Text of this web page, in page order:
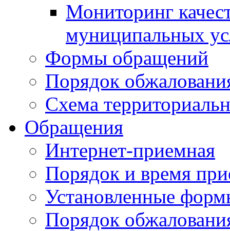
Мониторинг
муниципальных
Формы обращений
Порядок
Схема
Обращения
Интернет-приемная
Порядок и время
Установленные
Порядок